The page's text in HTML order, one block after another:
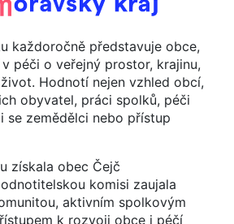
každoročně představuje obce,
péči o veřejný prostor, krajinu,
Hodnotí nejen vzhled obcí,
obyvatel, práci spolků, péči
se zemědělci nebo přístup
získala obec Čejč
komisi zaujala
aktivním spolkovým
k rozvoji obce i péčí